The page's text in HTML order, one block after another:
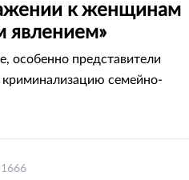
к женщинам
явлением»
особенно представители
криминализацию семейно-
1666